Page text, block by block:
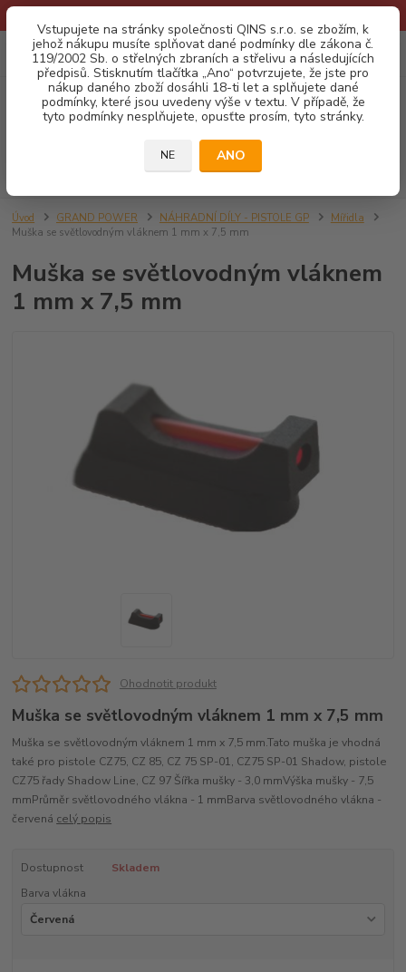
Vstupujete na stránky společnosti QINS s.r.o. se zbožím, k
jehož nákupu musíte splňovat dané podmínky dle zákona č.
119/2002 Sb. o střelných zbraních a střelivu a následujících
předpisů. Stisknutím tlačítka „Ano“ potvrzujete, že jste pro
nákup daného zboží dosáhli 18-ti let a splňujete dané
podmínky, které jsou uvedeny výše v textu. V případě, že
tyto podmínky nesplňujete, opusťte prosím, tyto stránky.
NE ANO
Menu
CZK 0
za0,00 Kč
Úvod GRAND POWER NÁHRADNÍ DÍLY - PISTOLE GP
Mířidla
Muška se světlovodným vláknem 1 mm x 7,5 mm
Muška se světlovodným vláknem
1 mm x 7,5 mm
Ohodnotit produkt
Muška se světlovodným vláknem 1 mm x 7,5 mm
Muška se světlovodným vláknem 1 mm x 7,5 mm.Tato muška je vhodná
také pro pistole CZ75, CZ 85, CZ 75 SP-01, CZ75 SP-01 Shadow, pistole
CZ75 řady Shadow Line, CZ 97 Šířka mušky - 3,0 mmVýška mušky - 7,5
mmPrůměr světlovodného vlákna - 1 mmBarva světlovodného vlákna -
červená celý popis
Dostupnost
Skladem
Barva vlákna